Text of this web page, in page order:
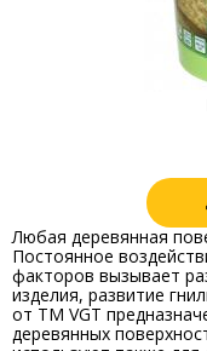
Любая деревянная
Постоянное
факторов вызывает
изделия, развитие
от ТМ VGT
деревянных